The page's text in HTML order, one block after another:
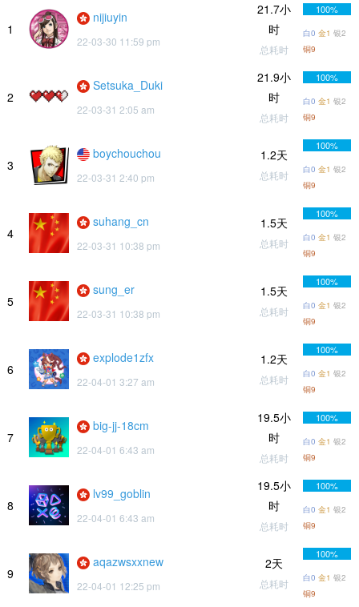
1
nijiuyin
22-03-30 11:59 pm
21.7小
时
总耗时
100%
白0 金1 银2
铜9
2
Setsuka_Duki
22-03-31 2:05 am
21.9小
时
总耗时
100%
白0 金1 银2
铜9
3
boychouchou
22-03-31 2:40 pm
1.2天
总耗时
100%
白0 金1 银2
铜9
4
suhang_cn
22-03-31 10:38 pm
1.5天
总耗时
100%
白0 金1 银2
铜9
5
sung_er
22-03-31 10:38 pm
1.5天
总耗时
100%
白0 金1 银2
铜9
6
explode1zfx
22-04-01 3:27 am
1.2天
总耗时
100%
白0 金1 银2
铜9
7
big-jj-18cm
22-04-01 6:43 am
19.5小
时
总耗时
100%
白0 金1 银2
铜9
8
lv99_goblin
22-04-01 6:43 am
19.5小
时
总耗时
100%
白0 金1 银2
铜9
9
aqazwsxxnew
22-04-01 12:25 pm
2天
总耗时
100%
白0 金1 银2
铜9